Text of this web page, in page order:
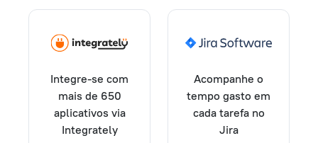
Integre-se com
mais de 650
aplicativos via
Integrately
Acompanhe o
tempo gasto em
cada tarefa no
Jira